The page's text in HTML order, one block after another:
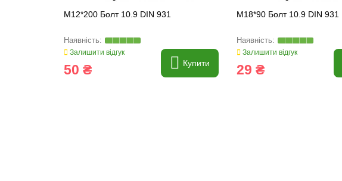
M12*200 Болт 10.9 DIN 931
Залишити відгук
50 ₴ Купити
M18*90 Болт 10.9 DIN 931
Залишити відгук
29 ₴